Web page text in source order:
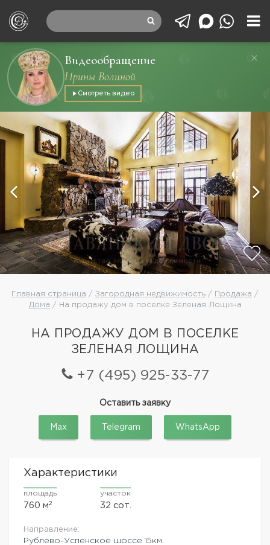
Видеообращение
Ирины Волиной
Смотреть видео
Главная страница / Загородная недвижимость / Продажа /
Дома / На продажу дом в поселке Зеленая Лощина
НА ПРОДАЖУ ДОМ В ПОСЕЛКЕ
ЗЕЛЕНАЯ ЛОЩИНА
+7 (495) 925-33-77
Оставить заявку
Max Telegram WhatsApp
Характеристики
площадь
760 м2
участок
32 сот.
Направление:
Рублево-Успенское шоссе 15км.